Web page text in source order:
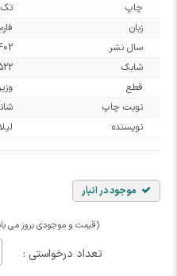
چاپ
زبان
سال نشر
شابک
قطع
نوبت چاپ
نویسنده
موجود در انبار
(قیمت و موجودی بروز می
تعداد درخواستی :